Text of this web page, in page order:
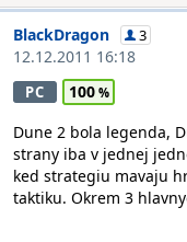
BlackDragon 3
12.12.2011 16:18
PC
100
Dune 2 bola legenda,
strany iba v jednej
ked strategiu mavaju
taktiku. Okrem 3